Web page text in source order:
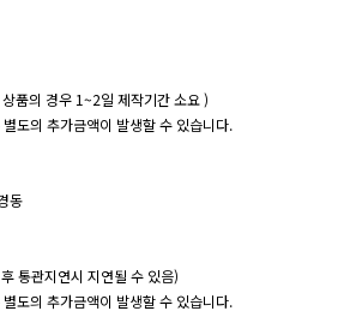
품의 경우 1~2일 제작기간 소요 )
도의 추가금액이 발생할 수 있습니다.
동
통관지연시 지연될 수 있음)
도의 추가금액이 발생할 수 있습니다.